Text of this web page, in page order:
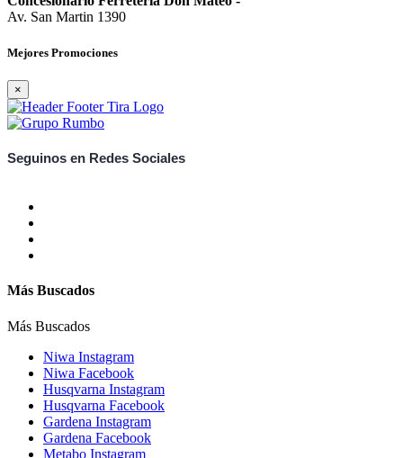
Av. San Martin 1390
Mejores Promociones
×
Seguinos en Redes Sociales
Más Buscados
Más Buscados
Niwa Instagram
Niwa Facebook
Husqvarna Instagram
Husqvarna Facebook
Gardena Instagram
Gardena Facebook
Metabo Instagram